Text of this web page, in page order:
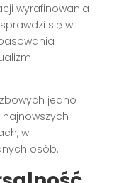
wyrafinowania
się w
jedno
w
osób.